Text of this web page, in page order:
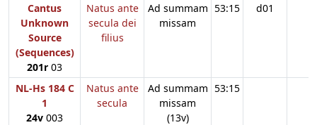
Cantus
Unknown
Source
(Sequences)
201r 03
Natus ante
secula dei
filius
Ad summam
missam
53:15 d01
NL-Hs 184 C
1
24v 003
Natus ante
secula
Ad summam
missam
(13v)
53:15